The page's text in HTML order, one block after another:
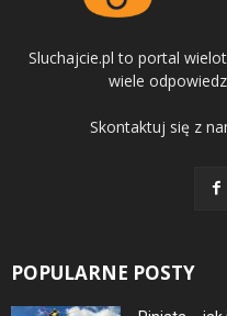
Sluchajcie.pl to portal
wiele
Skontaktuj się z
POPULARNE POSTY